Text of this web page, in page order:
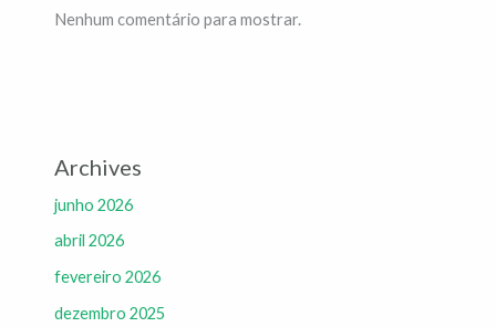
Nenhum comentário para mostrar.
Archives
junho 2026
abril 2026
fevereiro 2026
dezembro 2025